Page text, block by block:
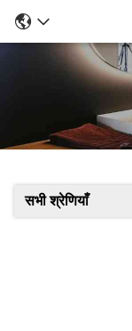
सभी श्रेणियाँ